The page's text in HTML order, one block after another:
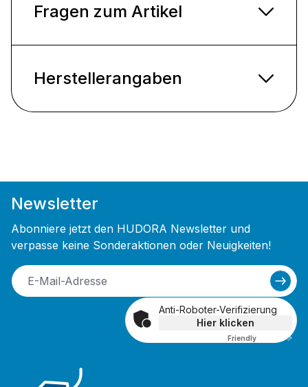
Fragen zum Artikel
Herstellerangaben
Newsletter
Abonniere jetzt den HUDORA Newsletter und
verpasse keine Sonderaktionen oder Neuigkeiten!
Anti-Roboter-Verifizierung
Hier klicken
Friendly Captcha ⇗